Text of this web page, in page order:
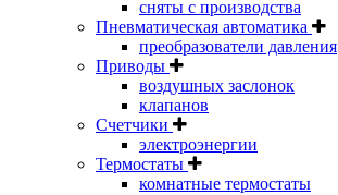
сняты с производства
Пневматическая автоматика
преобразователи давления
Приводы
воздушных заслонок
клапанов
Счетчики
электроэнергии
Термостаты
комнатные термостаты